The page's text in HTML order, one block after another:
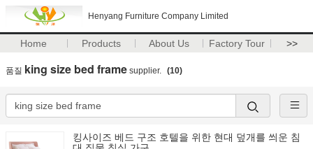
Henyang Furniture Company Limited
Home Products About Us Factory Tour >>
품질 king size bed frame supplier. (10)
킹사이즈 베드 구조 호텔을 위한 현대 덮개를 씌운 침